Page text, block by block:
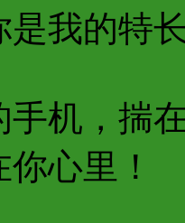
是我的特
机，揣
心里！